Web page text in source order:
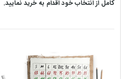
کامل از انتخاب خود اقدام به خرید نمایید.